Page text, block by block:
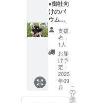
期限は
2023年
9月1日
から
2025年
8月31日
までの2
年間と
なりま
す。
【追加
特典
②（ス
ザイン
はマメ
ノキ側
で決定
しま
す。
を応援
してい
ただけ
る企業
さま ・
ドッグ
パーク
の利用
者へPR
したい
企業さ
意事項
●御社向
けのバ
ウム
クーヘ
ンを６
０個お
届けし
ます。
●御社名
や企業
ロゴな
どが
入った
支援
者：
1人
お届
け予
定：
2023
年09
月
こ
の
リ
タ